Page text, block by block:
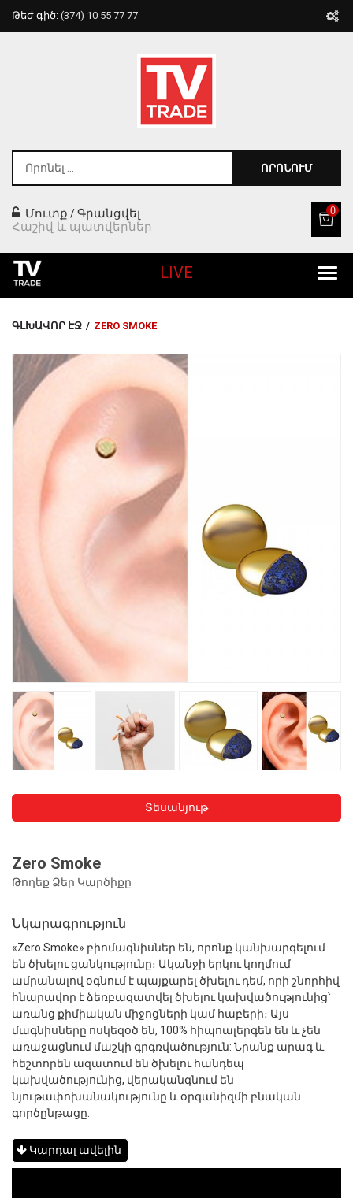
Թեժ գիծ: (374) 10 55 77 77
ՈՐՈՆՈՒՄ
Մուտք /Գրանցվել
Հաշիվ և պատվերներ
0
Խոհանոցային
Ֆիտնես
Գեղեցկություն ԵՒ Խնամք
Երեխաների Համար
Լավագույն Վաճառք
LIVE
ԳԼԽԱՎՈՐ ԷՋ / ZERO SMOKE
Տեսանյութ
Zero Smoke
Թողեք Ձեր Կարծիքը
Նկարագրություն
«Zero Smoke» բիոմագնիսներ են, որոնք կանխարգելում
են ծխելու ցանկությունը։ Ականջի երկու կողմում
ամրանալով օգնում է պայքարել ծխելու դեմ, որի շնորհիվ
հնարավոր է ձեռբազատվել ծխելու կախվածությունից՝
առանց քիմիական միջոցների կամ հաբերի։ Այս
մագնիսները ոսկեզօծ են, 100% հիպոալերգեն են և չեն
առաջացնում մաշկի գրգռվածություն: Նրանք արագ և
հեշտորեն ազատում են ծխելու հանդեպ
կախվածությունից, վերականգնում են
նյութափոխանակությունը և օրգանիզմի բնական
գործընթացը:
Կարդալ ավելին